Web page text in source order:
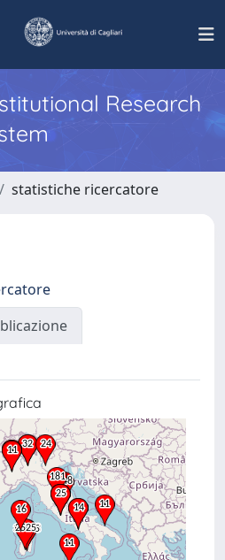
Research
statistiche ricercatore